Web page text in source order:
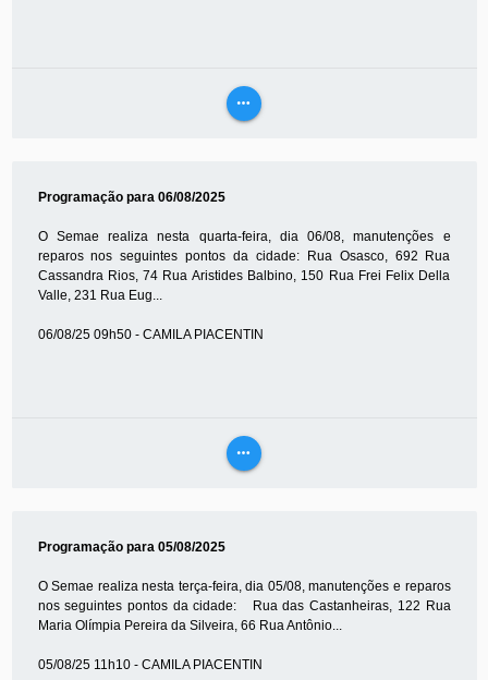
more_horiz
Programação para 06/08/2025
O Semae realiza nesta quarta-feira, dia 06/08, manutenções e
reparos nos seguintes pontos da cidade: Rua Osasco, 692 Rua
Cassandra Rios, 74 Rua Aristides Balbino, 150 Rua Frei Felix Della
Valle, 231 Rua Eug...
06/08/25 09h50 - CAMILA PIACENTIN
more_horiz
Programação para 05/08/2025
O Semae realiza nesta terça-feira, dia 05/08, manutenções e reparos
nos seguintes pontos da cidade: Rua das Castanheiras, 122 Rua
Maria Olímpia Pereira da Silveira, 66 Rua Antônio...
05/08/25 11h10 - CAMILA PIACENTIN